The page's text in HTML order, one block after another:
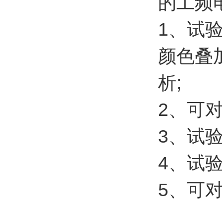
1、试
颜色叠
析;
2、可
3、试
4、试
5、可